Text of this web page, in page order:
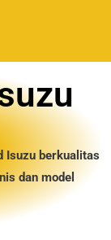
Isuzu berkualitas
dan model